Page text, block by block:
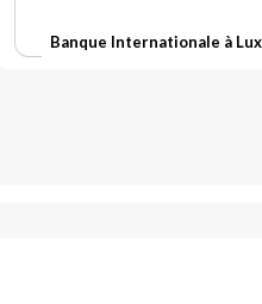
Banque Internationale à